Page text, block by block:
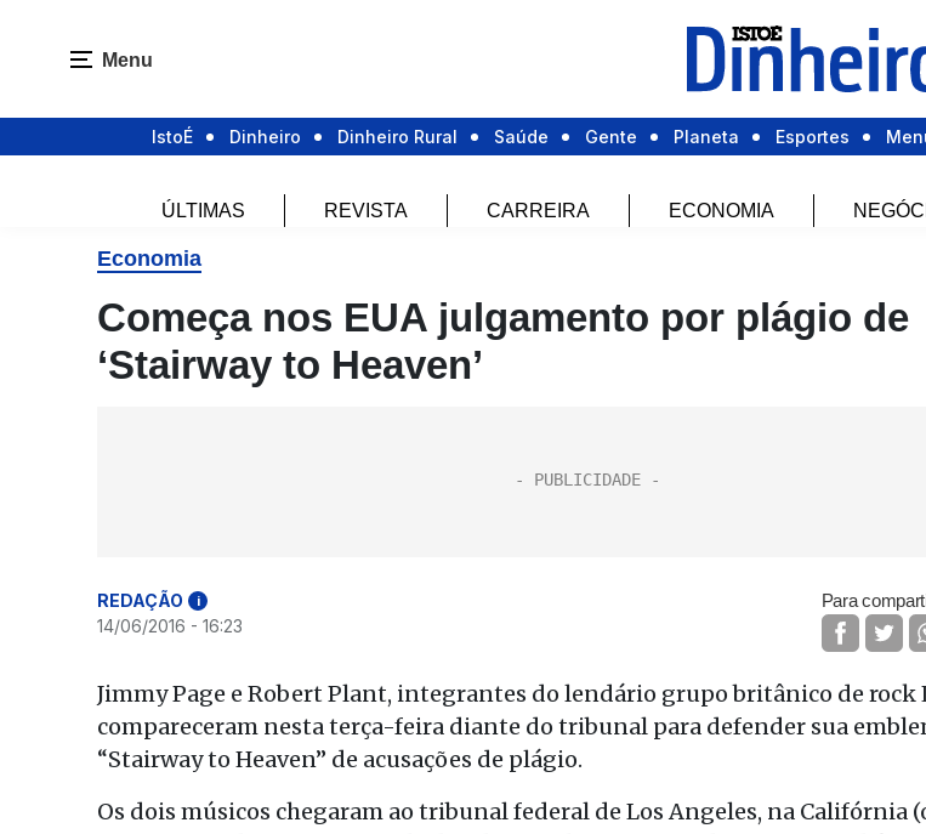
Menu
IstoÉ Dinheiro Dinheiro Rural Saúde Gente Planeta Esportes
ÚLTIMAS REVISTA CARREIRA ECONOMIA
Economia
Começa nos EUA julgamento por plágio de
‘Stairway to Heaven’
REDAÇÃO i
14/06/2016 - 16:23
Para
Jimmy Page e Robert Plant, integrantes do lendário grupo britânico de rock
compareceram nesta terça-feira diante do tribunal para defender sua
“Stairway to Heaven” de acusações de plágio.
Os dois músicos chegaram ao tribunal federal de Los Angeles, na Califórnia